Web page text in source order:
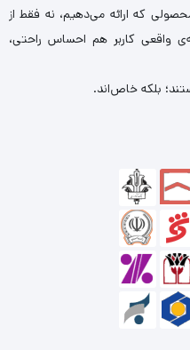
که ارائه می‌دهیم، نه فقط از
واقعی کاربر هم احساس راحتی،
بلکه خاص‌اند.